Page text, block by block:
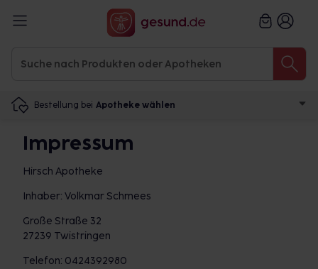
Bestellung bei Apotheke wählen
Impressum
Hirsch Apotheke
Inhaber: Volkmar Schmees
Große Straße 32
27239 Twistringen
Telefon: 0424392980